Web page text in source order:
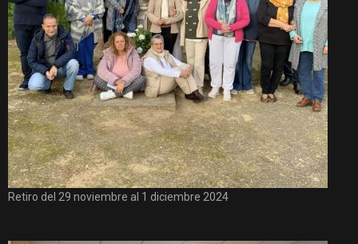
Retiro del 29 noviembre al 1 diciembre 2024